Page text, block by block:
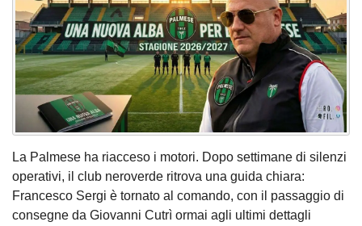
La Palmese ha riacceso i motori. Dopo settimane di silenzi
operativi, il club neroverde ritrova una guida chiara:
Francesco Sergi è tornato al comando, con il passaggio di
consegne da Giovanni Cutrì ormai agli ultimi dettagli